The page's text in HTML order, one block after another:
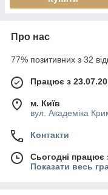
Про нас
77% позитивних з 32
Працює з
м. Київ
вул. Академіка
Контакти
Сьогодні працює
Показати весь